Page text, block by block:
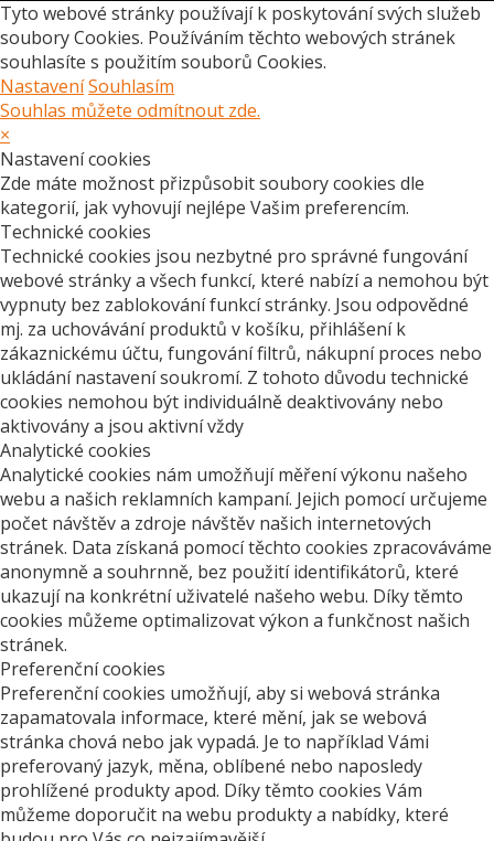
Tyto webové stránky používají k poskytování svých služeb
soubory Cookies. Používáním těchto webových stránek
souhlasíte s použitím souborů Cookies.
NastaveníSouhlasím
Souhlas můžete odmítnout zde.
×
Nastavení cookies
Zde máte možnost přizpůsobit soubory cookies dle
kategorií, jak vyhovují nejlépe Vašim preferencím.
Technické cookies
Technické cookies jsou nezbytné pro správné fungování
webové stránky a všech funkcí, které nabízí a nemohou být
vypnuty bez zablokování funkcí stránky. Jsou odpovědné
mj. za uchovávání produktů v košíku, přihlášení k
zákaznickému účtu, fungování filtrů, nákupní proces nebo
ukládání nastavení soukromí. Z tohoto důvodu technické
cookies nemohou být individuálně deaktivovány nebo
aktivovány a jsou aktivní vždy
Analytické cookies
Analytické cookies nám umožňují měření výkonu našeho
webu a našich reklamních kampaní. Jejich pomocí určujeme
počet návštěv a zdroje návštěv našich internetových
stránek. Data získaná pomocí těchto cookies zpracováváme
anonymně a souhrnně, bez použití identifikátorů, které
ukazují na konkrétní uživatelé našeho webu. Díky těmto
cookies můžeme optimalizovat výkon a funkčnost našich
stránek.
Preferenční cookies
Preferenční cookies umožňují, aby si webová stránka
zapamatovala informace, které mění, jak se webová
stránka chová nebo jak vypadá. Je to například Vámi
preferovaný jazyk, měna, oblíbené nebo naposledy
prohlížené produkty apod. Díky těmto cookies Vám
můžeme doporučit na webu produkty a nabídky, které